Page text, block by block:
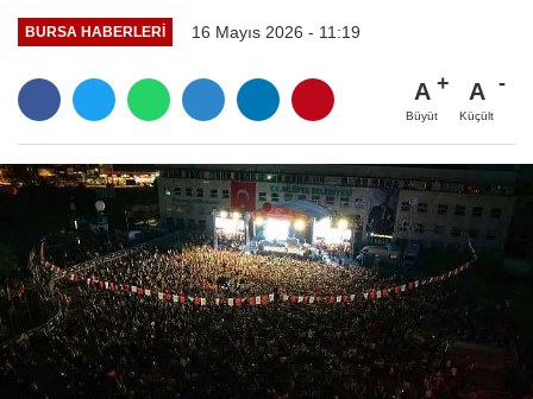
BURSA HABERLERI 16 Mayıs 2026 - 11:19
A
Büyüt
A
Küçült